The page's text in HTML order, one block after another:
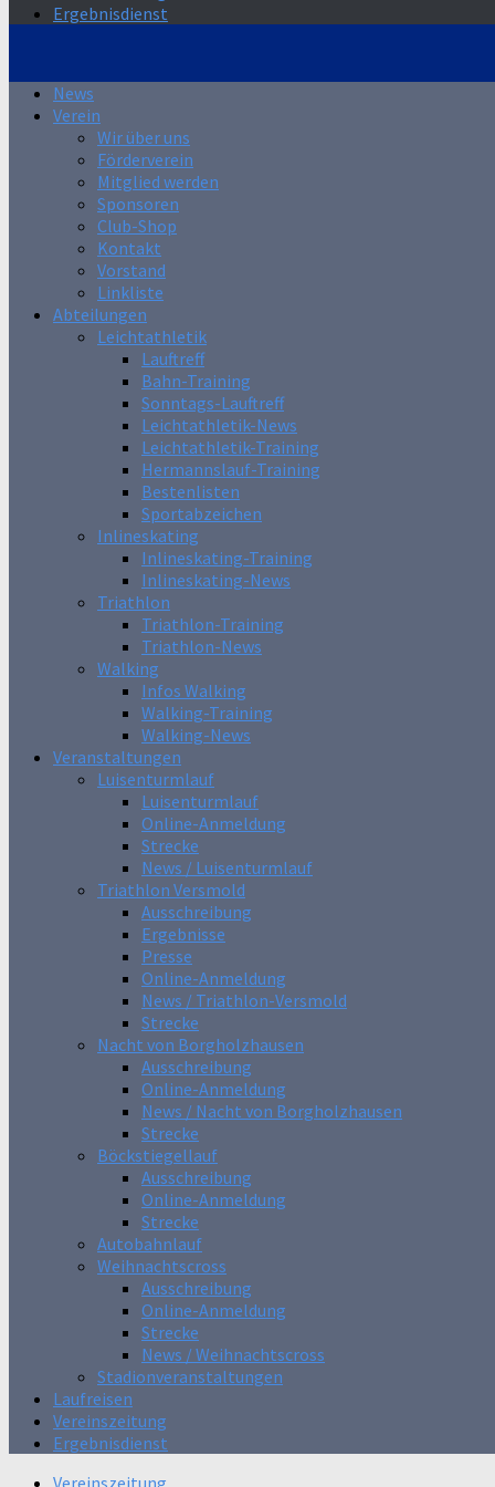
Ergebnisdienst
News
Verein
Wir über uns
Förderverein
Mitglied werden
Sponsoren
Club-Shop
Kontakt
Vorstand
Linkliste
Abteilungen
Leichtathletik
Lauftreff
Bahn-Training
Sonntags-Lauftreff
Leichtathletik-News
Leichtathletik-Training
Hermannslauf-Training
Bestenlisten
Sportabzeichen
Inlineskating
Inlineskating-Training
Inlineskating-News
Triathlon
Triathlon-Training
Triathlon-News
Walking
Infos Walking
Walking-Training
Walking-News
Veranstaltungen
Luisenturmlauf
Luisenturmlauf
Online-Anmeldung
Strecke
News / Luisenturmlauf
Triathlon Versmold
Ausschreibung
Ergebnisse
Presse
Online-Anmeldung
News / Triathlon-Versmold
Strecke
Nacht von Borgholzhausen
Ausschreibung
Online-Anmeldung
News / Nacht von Borgholzhausen
Strecke
Böckstiegellauf
Ausschreibung
Online-Anmeldung
Strecke
Autobahnlauf
Weihnachtscross
Ausschreibung
Online-Anmeldung
Strecke
News / Weihnachtscross
Stadionveranstaltungen
Laufreisen
Vereinszeitung
Ergebnisdienst
Vereinszeitung